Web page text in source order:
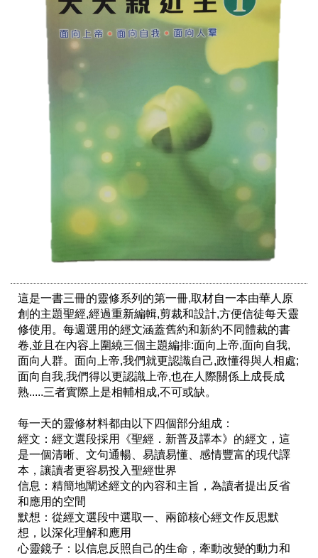
這是一書三冊的靈修系列的第一冊,取材自一本由華人原
創的主題聖經,經過重新編輯,剪裁和設計,方便信徒每天靈
修使用。每週選用的經文涵蓋舊約和新約不同體裁的書
卷,並且在內容上圍繞三個主題編排:面向上帝,面向自我,
面向人群。面向上帝,我們就更認識自己,政懂得與人相處;
面向自我,我們得以更認識上帝,也在人際關係上成長成
熟.....三者實際上是相輔相成,不可或缺。
每一天的靈修材料都由以下四個部分組成：
經文：經文選段採用《聖經．新普及譯本》的經文，這
是一個清晰、文句通暢、易讀易懂、感情豐富的現代譯
本，讓讀者更容易投入聖經世界
信息：精簡地闡述經文的內容和主旨，為讀者提出反省
和應用的空間
默想：從經文選段中選取一、兩節核心經文作反思默
想，以深化理解和應用
心靈鏡子：以信息反照自己的生命，牽動改變的動力和